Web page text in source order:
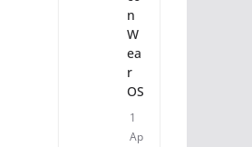
n
W
ea
r
OS
1
Ap